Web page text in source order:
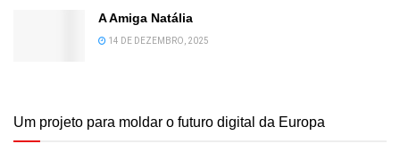
A Amiga Natália
14 DE DEZEMBRO, 2025
Um projeto para moldar o futuro digital da Europa